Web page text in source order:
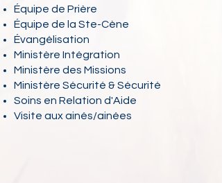
Équipe de Prière
Équipe de la Ste-Cène
Évangélisation
Ministère Intégration
Ministère des Missions
Ministère Sécurité & Sécurité
​Soins en Relation d'Aide
Visite aux ainés/ainées